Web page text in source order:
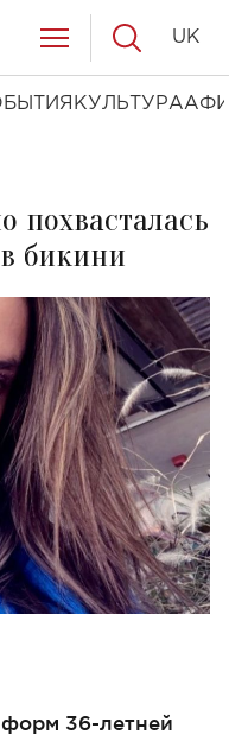
КУЛЬТУРА
UK
похвасталась
бикини
36-летней